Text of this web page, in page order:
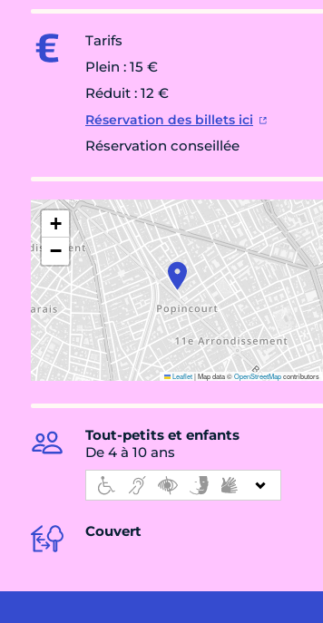
Tarifs
Plein : 15 €
Réduit : 12 €
Réservation des billets ici
Réservation conseillée
+
−
Leaflet|Map data ©OpenStreetMapcontributors
Tout-petits et enfants
De 4 à 10 ans
Couvert